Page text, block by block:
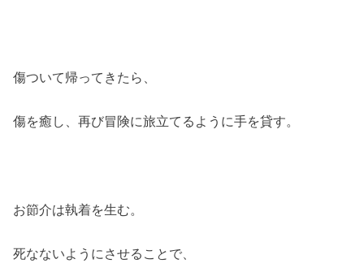
傷ついて帰ってきたら、
傷を癒し、再び冒険に旅立てるように手を貸す。
お節介は執着を生む。
死なないようにさせることで、